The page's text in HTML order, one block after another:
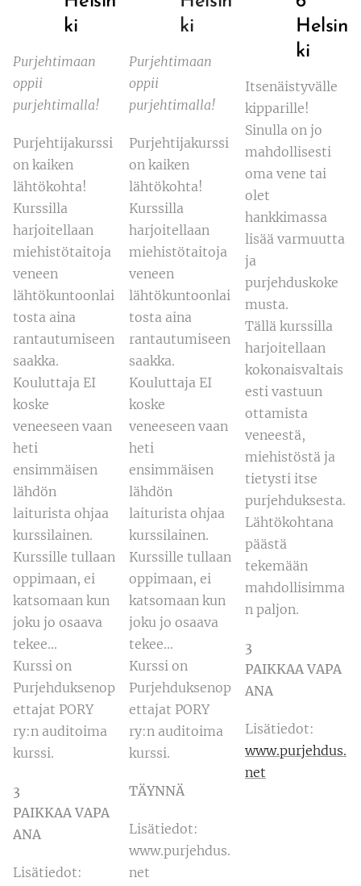
ki
Purjehtimaan
oppii
purjehtimalla!
Purjehtijakurssi
on kaiken
lähtökohta!
Kurssilla
harjoitellaan
miehistötaitoja
veneen
lähtökuntoonlai
tosta aina
rantautumiseen
saakka.
Kouluttaja EI
koske
veneeseen vaan
heti
ensimmäisen
lähdön
laiturista ohjaa
kurssilainen.
Kurssille tullaan
oppimaan, ei
katsomaan kun
joku jo osaava
tekee...
Kurssi on
Purjehduksenop
ettajat PORY
ry:n auditoima
kurssi.
3
PAIKKAA VAPA
ANA
Lisätiedot:
ki
Purjehtimaan
oppii
purjehtimalla!
Purjehtijakurssi
on kaiken
lähtökohta!
Kurssilla
harjoitellaan
miehistötaitoja
veneen
lähtökuntoonlai
tosta aina
rantautumiseen
saakka.
Kouluttaja EI
koske
veneeseen vaan
heti
ensimmäisen
lähdön
laiturista ohjaa
kurssilainen.
Kurssille tullaan
oppimaan, ei
katsomaan kun
joku jo osaava
tekee...
Kurssi on
Purjehduksenop
ettajat PORY
ry:n auditoima
kurssi.
TÄYNNÄ
Lisätiedot:
www.purjehdus.
net
Helsin
ki
Itsenäistyvälle
kipparille!
Sinulla on jo
mahdollisesti
oma vene tai
olet
hankkimassa
lisää varmuutta
ja
purjehduskoke
musta.
Tällä kurssilla
harjoitellaan
kokonaisvaltais
esti vastuun
ottamista
veneestä,
miehistöstä ja
tietysti itse
purjehduksesta.
Lähtökohtana
päästä
tekemään
mahdollisimma
n paljon.
3
PAIKKAA VAPA
ANA
Lisätiedot:
www.purjehdus.
net